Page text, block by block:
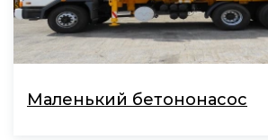
Маленький бетононасос